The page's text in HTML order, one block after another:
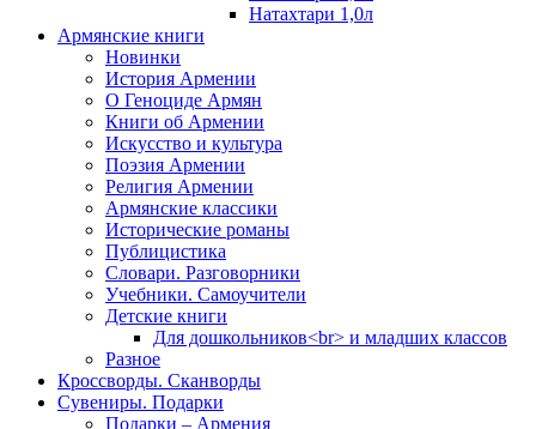
Натахтари 1,0л
Армянские книги
Новинки
История Армении
О Геноциде Армян
Книги об Армении
Иcкусство и культура
Поэзия Армении
Религия Армении
Армянские классики
Исторические романы
Публицистика
Словари. Разговорники
Учебники. Самоучители
Детские книги
Для дошкольников<br> и младших классов
Разное
Кроссворды. Сканворды
Сувениры. Подарки
Подарки – Армения